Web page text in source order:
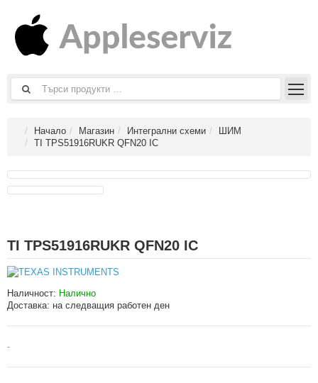
Начало Магазин Интегрални схеми
ШИМ
TI TPS51916RUKR QFN20 IC
TI TPS51916RUKR QFN20 IC
Наличност: Налично
Доставка: на следващия работен ден
-